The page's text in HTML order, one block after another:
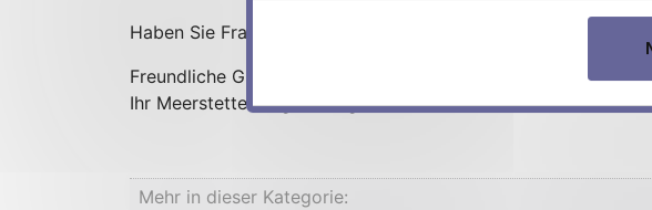
Haben Sie Fragen oder Anregungen?
Freundliche Grüsse
Ihr Meerstetter Engineering Team
Mehr in dieser Kategorie: